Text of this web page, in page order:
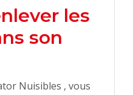
les
son
Nuisibles , vous